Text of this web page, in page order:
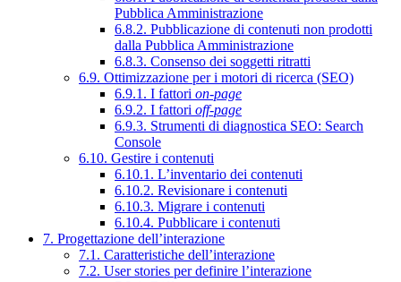
Pubblica Amministrazione
6.8.2. Pubblicazione di contenuti non prodotti
dalla Pubblica Amministrazione
6.8.3. Consenso dei soggetti ritratti
6.9. Ottimizzazione per i motori di ricerca (SEO)
6.9.1. I fattori on-page
6.9.2. I fattori off-page
6.9.3. Strumenti di diagnostica SEO: Search
Console
6.10. Gestire i contenuti
6.10.1. L’inventario dei contenuti
6.10.2. Revisionare i contenuti
6.10.3. Migrare i contenuti
6.10.4. Pubblicare i contenuti
7. Progettazione dell’interazione
7.1. Caratteristiche dell’interazione
7.2. User stories per definire l’interazione